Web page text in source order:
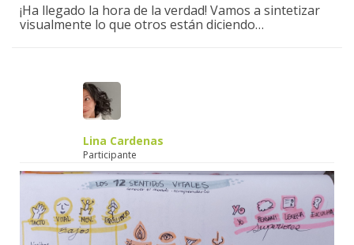
¡Ha llegado la hora de la verdad! Vamos a sintetizar
visualmente lo que otros están diciendo…
Lina Cardenas
Participante